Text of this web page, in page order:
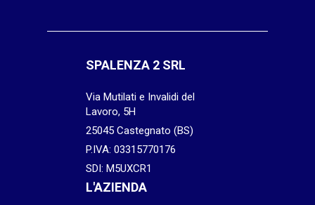
SPALENZA 2 SRL
Via Mutilati e Invalidi del
Lavoro, 5H
25045 Castegnato (BS)
P.IVA: 03315770176
SDI: M5UXCR1
L'AZIENDA